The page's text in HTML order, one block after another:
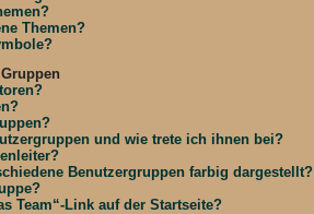
Themen?
und wie trete ich ihnen bei?
Benutzergruppen farbig dargestellt?
Team“-Link auf der Startseite?